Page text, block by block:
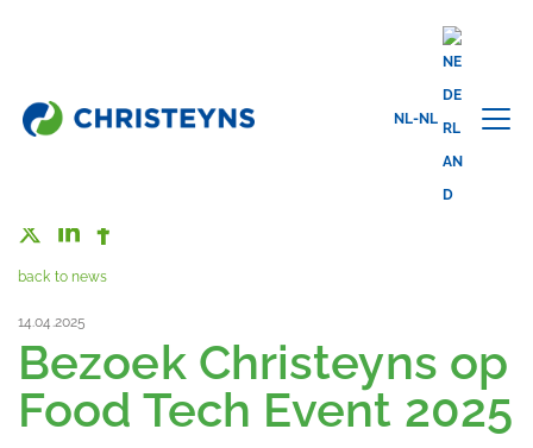
NL-NL
back to news
14.04.2025
Bezoek Christeyns op
Food Tech Event 2025